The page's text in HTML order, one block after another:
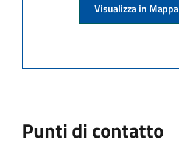
Visualizza in Mappa
Punti di contatto